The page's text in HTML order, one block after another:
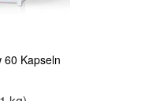
60 Kapseln